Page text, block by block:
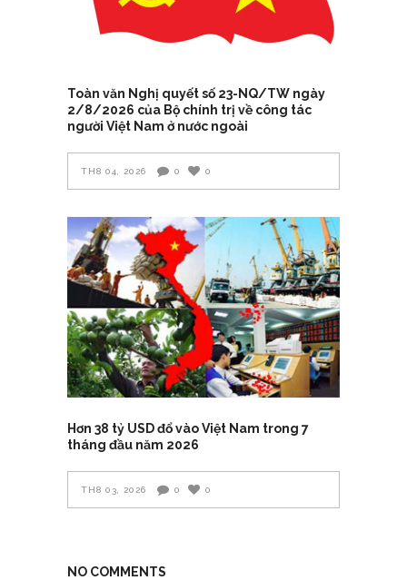
Toàn văn Nghị quyết số 23-NQ/TW ngày
2/8/2026 của Bộ chính trị về công tác
người Việt Nam ở nước ngoài
TH8 04, 2026 0 0
Hơn 38 tỷ USD đổ vào Việt Nam trong 7
tháng đầu năm 2026
TH8 03, 2026 0 0
NO COMMENTS